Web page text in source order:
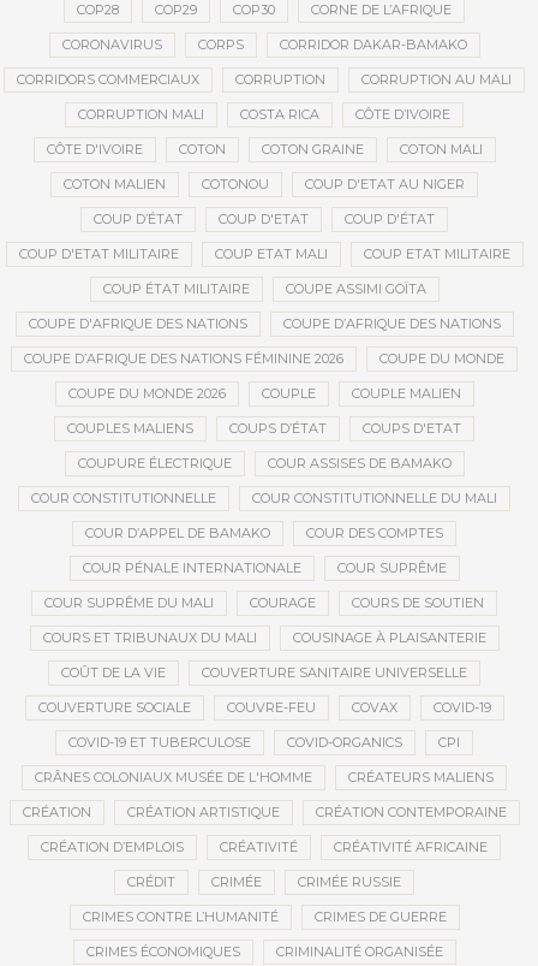
COP28 COP29 COP30 CORNE DE L’AFRIQUE
CORONAVIRUS CORPS CORRIDOR DAKAR-BAMAKO
CORRIDORS COMMERCIAUX CORRUPTION CORRUPTION AU MALI
CORRUPTION MALI COSTA RICA CÔTE D’IVOIRE
CÔTE D'IVOIRE COTON COTON GRAINE COTON MALI
COTON MALIEN COTONOU COUP D'ETAT AU NIGER
COUP D’ÉTAT COUP D'ETAT COUP D'ÉTAT
COUP D'ETAT MILITAIRE COUP ETAT MALI COUP ETAT MILITAIRE
COUP ÉTAT MILITAIRE COUPE ASSIMI GOÏTA
COUPE D'AFRIQUE DES NATIONS COUPE D’AFRIQUE DES NATIONS
COUPE D’AFRIQUE DES NATIONS FÉMININE 2026 COUPE DU MONDE
COUPE DU MONDE 2026 COUPLE COUPLE MALIEN
COUPLES MALIENS COUPS D’ÉTAT COUPS D'ETAT
COUPURE ÉLECTRIQUE COUR ASSISES DE BAMAKO
COUR CONSTITUTIONNELLE COUR CONSTITUTIONNELLE DU MALI
COUR D’APPEL DE BAMAKO COUR DES COMPTES
COUR PÉNALE INTERNATIONALE COUR SUPRÊME
COUR SUPRÊME DU MALI COURAGE COURS DE SOUTIEN
COURS ET TRIBUNAUX DU MALI COUSINAGE À PLAISANTERIE
COÛT DE LA VIE COUVERTURE SANITAIRE UNIVERSELLE
COUVERTURE SOCIALE COUVRE-FEU COVAX COVID-19
COVID-19 ET TUBERCULOSE COVID-ORGANICS CPI
CRÂNES COLONIAUX MUSÉE DE L'HOMME CRÉATEURS MALIENS
CRÉATION CRÉATION ARTISTIQUE CRÉATION CONTEMPORAINE
CRÉATION D’EMPLOIS CRÉATIVITÉ CRÉATIVITÉ AFRICAINE
CRÉDIT CRIMÉE CRIMÉE RUSSIE
CRIMES CONTRE L’HUMANITÉ CRIMES DE GUERRE
CRIMES ÉCONOMIQUES CRIMINALITÉ ORGANISÉE